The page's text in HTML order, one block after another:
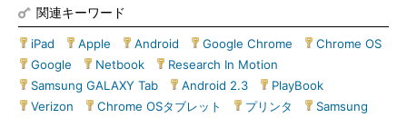
関連キーワード
iPad Apple Android Google Chrome Chrome OS
Google
Netbook Research In Motion
Samsung GALAXY Tab
Android 2.3 PlayBook
Verizon
Chrome OSタブレット プリンタ Samsung